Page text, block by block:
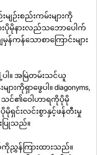
ျဉ်းစည်းကမ်းများကို
မိုနားလည်သဘောပေါက်
ကန်သောစာကြောင်းများ
။ အမြဲတမ်းသင်ယူ
းကိုရှာဖွေပါ။ diagonyms,
။ သင်၏ဝေါဟာရကိုပိုမို
ရှင်းလင်းစွာနှင့်ဖန်တီးမှု
ပြုသည်။
ညွှန်ကြားထားသည်။